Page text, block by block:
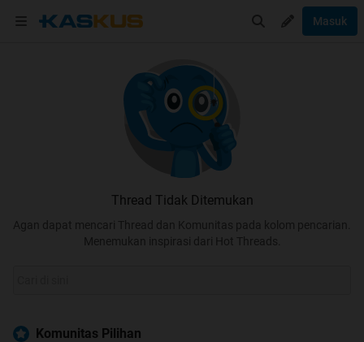
Masuk
Thread Tidak Ditemukan
Agan dapat mencari Thread dan Komunitas pada kolom pencarian.
Menemukan inspirasi dari Hot Threads.
Komunitas Pilihan